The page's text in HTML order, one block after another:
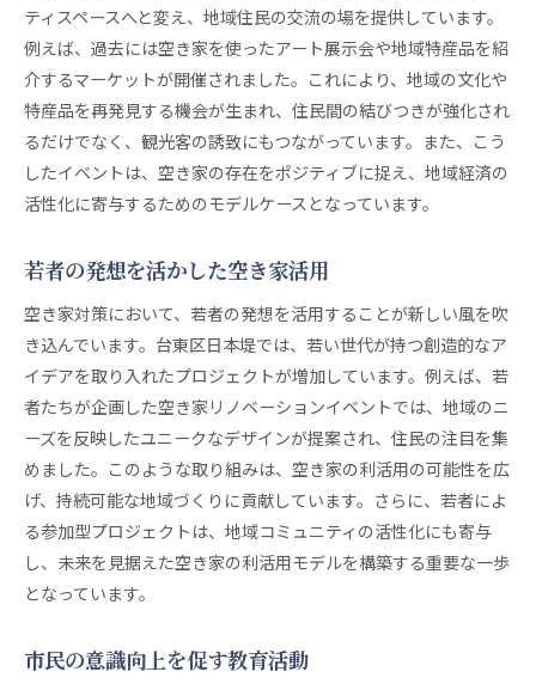
ティスペースへと変え、地域住民の交流の場を提供しています。
例えば、過去には空き家を使ったアート展示会や地域特産品を紹
介するマーケットが開催されました。これにより、地域の文化や
特産品を再発見する機会が生まれ、住民間の結びつきが強化され
るだけでなく、観光客の誘致にもつながっています。また、こう
したイベントは、空き家の存在をポジティブに捉え、地域経済の
活性化に寄与するためのモデルケースとなっています。
若者の発想を活かした空き家活用
空き家対策において、若者の発想を活用することが新しい風を吹
き込んでいます。台東区日本堤では、若い世代が持つ創造的なア
イデアを取り入れたプロジェクトが増加しています。例えば、若
者たちが企画した空き家リノベーションイベントでは、地域のニ
ーズを反映したユニークなデザインが提案され、住民の注目を集
めました。このような取り組みは、空き家の利活用の可能性を広
げ、持続可能な地域づくりに貢献しています。さらに、若者によ
る参加型プロジェクトは、地域コミュニティの活性化にも寄与
し、未来を見据えた空き家の利活用モデルを構築する重要な一歩
となっています。
市民の意識向上を促す教育活動